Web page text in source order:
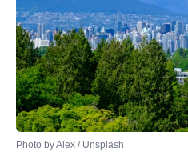
Photo by Alex / Unsplash